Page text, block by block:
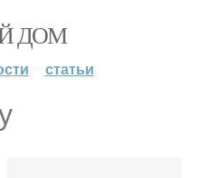
ДОМ
статьи